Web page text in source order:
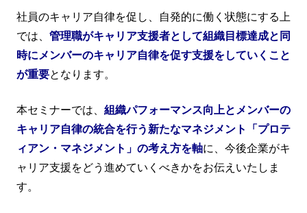
社員のキャリア自律を促し、自発的に働く状態にする上
では、 管理職がキャリア支援者として組織目標達成と同
時にメンバーのキャリア自律を促す支援をしていくこと
が重要となります。
本セミナーでは、 組織パフォーマンス向上とメンバーの
キャリア自律の統合を行う新たなマネジメント「プロテ
ィアン・マネジメント」の考え方を軸に、今後企業がキ
ャリア支援をどう進めていくべきかをお伝えいたしま
す。